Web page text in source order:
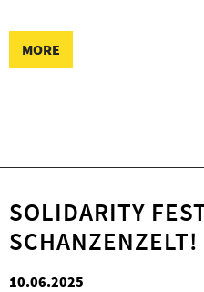
MORE
SOLIDARITY
SCHANZENZELT!
10.06.2025